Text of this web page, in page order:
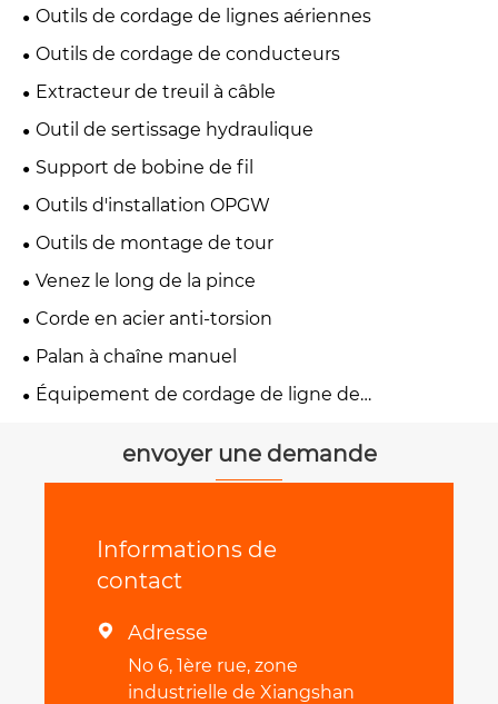
Outils de cordage de lignes aériennes
Outils de cordage de conducteurs
Extracteur de treuil à câble
Outil de sertissage hydraulique
Support de bobine de fil
Outils d'installation OPGW
Outils de montage de tour
Venez le long de la pince
Corde en acier anti-torsion
Palan à chaîne manuel
Équipement de cordage de ligne de
envoyer une demande
Informations de
contact
 Adresse
No 6, 1ère rue, zone
industrielle de Xiangshan